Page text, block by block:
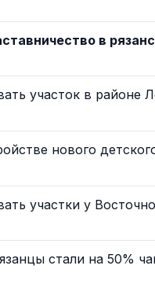
в
участок в районе
нового
участки у
стали на 50%